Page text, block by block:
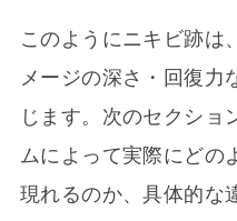
このようにニキビ跡は
メージの深さ・回復力
じます。次のセクショ
ムによって実際にどの
現れるのか、具体的な